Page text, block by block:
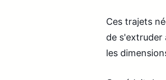
Ces trajets
de s'extruder
les